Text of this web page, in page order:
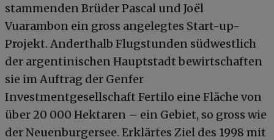
stammenden Brüder Pascal und Joël
Vuarambon ein gross angelegtes Start-up-
Projekt. Anderthalb Flugstunden südwestlich
der argentinischen Hauptstadt bewirtschaften
sie im Auftrag der Genfer
Investmentgesellschaft Fertilo eine Fläche von
über 20 000 Hektaren – ein Gebiet, so gross wie
der Neuenburgersee. Erklärtes Ziel des 1998 mit